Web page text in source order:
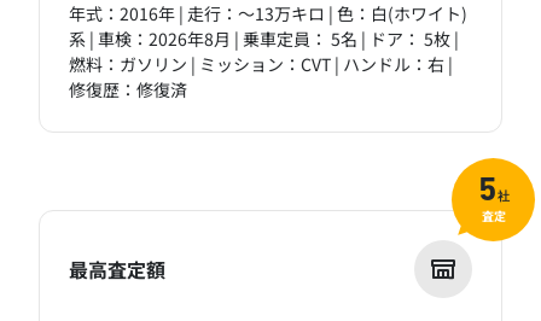
年式：2016年 | 走行：～13万キロ | 色：白(ホワイト)
系 | 車検：2026年8月 | 乗車定員： 5名 | ドア： 5枚 |
燃料：ガソリン | ミッション：CVT | ハンドル：右 |
修復歴：修復済
最高査定額
5社
査定